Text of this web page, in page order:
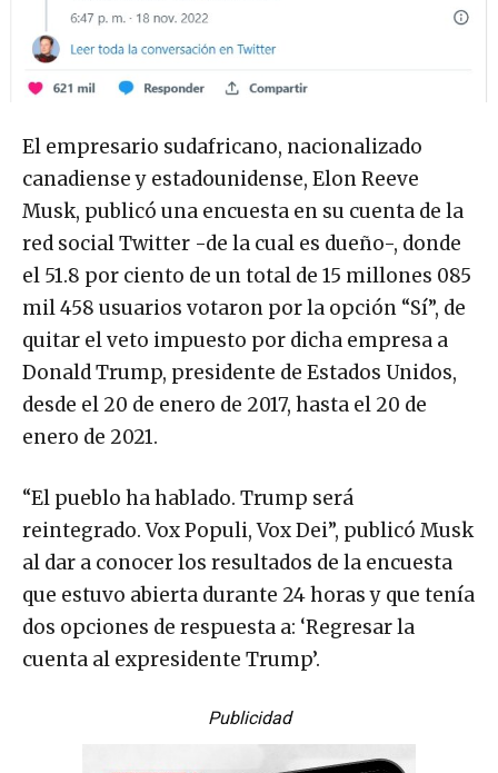
El empresario sudafricano, nacionalizado
canadiense y estadounidense, Elon Reeve
Musk, publicó una encuesta en su cuenta de la
red social Twitter -de la cual es dueño-, donde
el 51.8 por ciento de un total de 15 millones 085
mil 458 usuarios votaron por la opción “Sí”, de
quitar el veto impuesto por dicha empresa a
Donald Trump, presidente de Estados Unidos,
desde el 20 de enero de 2017, hasta el 20 de
enero de 2021.​
“El pueblo ha hablado. Trump será
reintegrado. Vox Populi, Vox Dei”, publicó Musk
al dar a conocer los resultados de la encuesta
que estuvo abierta durante 24 horas y que tenía
dos opciones de respuesta a: ‘Regresar la
cuenta al expresidente Trump’.
Publicidad